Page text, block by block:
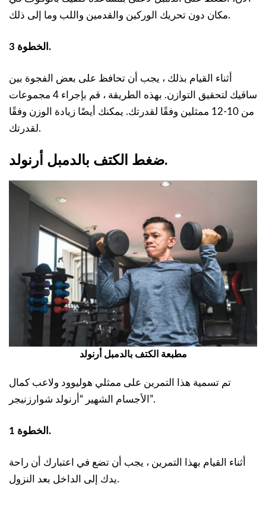
مكان دون تحريك الوركين والقدمين واللب وما إلى ذلك.
الخطوة 3.
أثناء القيام بذلك ، يجب أن تحافظ على بعض الفجوة بين
ساقيك لتحقيق التوازن. بهذه الطريقة ، قم بإجراء 4 مجموعات
من 10-12 ممثلين وفقًا لقدرتك. يمكنك أيضًا زيادة الوزن وفقًا
لقدرتك.
ضغط الكتف بالدمبل أرنولد.
مطبعة الكتف بالدمبل أرنولد
تم تسمية هذا التمرين على ممثلي هوليوود ولاعب كمال
الأجسام الشهير “أرنولد شوارزنيجر”.
الخطوة 1.
أثناء القيام بهذا التمرين ، يجب أن تضع في اعتبارك أن راحة
يدك إلى الداخل بعد النزول.